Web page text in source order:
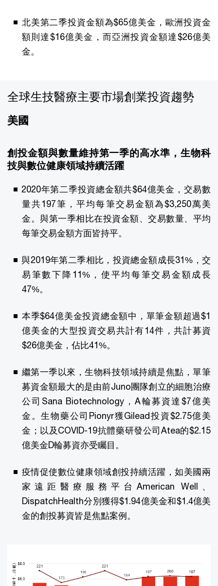
北美第二季投資金額為$65億美金，歐洲投資金
額則達$16億美金，而亞洲投資金額達$26億美
金。
全球生技醫療主要市場創業投資趨勢
美國
創投金額與數量維持第一季的高水準，生物科
技與數位健康領域持續活躍
2020年第二季投資總金額共$64億美金，交易數
量共197筆，平均每筆交易金額為$3,250萬美
金。與第一季相比在投資金額、交易數量、平均
每筆交易金額方面皆持平。
與2019年第二季相比，投資總金額成長31%，交
易筆數下降11%，使平均每筆交易金額成長
47%。
本季$64億美金投資總金額中，單筆金額超過$1
億美金的大型投資交易共計有14件，共計募資
$26億美金，佔比41%。
繼第一季以來，生物科技領域持續是焦點，單筆
募資金額最大的是由前Juno團隊創立的細胞治療
公司Sana Biotechnology，A輪募資達$7億美
金。生物藥公司Pionyr獲Gilead投資$2.75億美
金；以及COVID-19抗體藥研發公司Atea的$2.15
億美金D輪募資亦受矚目。
疫情促使數位健康領域創投持續活躍，如美國兩
家遠距醫療服務平台American Well、
DispatchHealth分別獲得$1.94億美金和$1.4億美
金的創投募資皆是焦點案例。